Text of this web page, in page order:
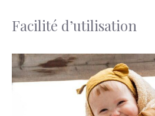
Facilité d’utilisation